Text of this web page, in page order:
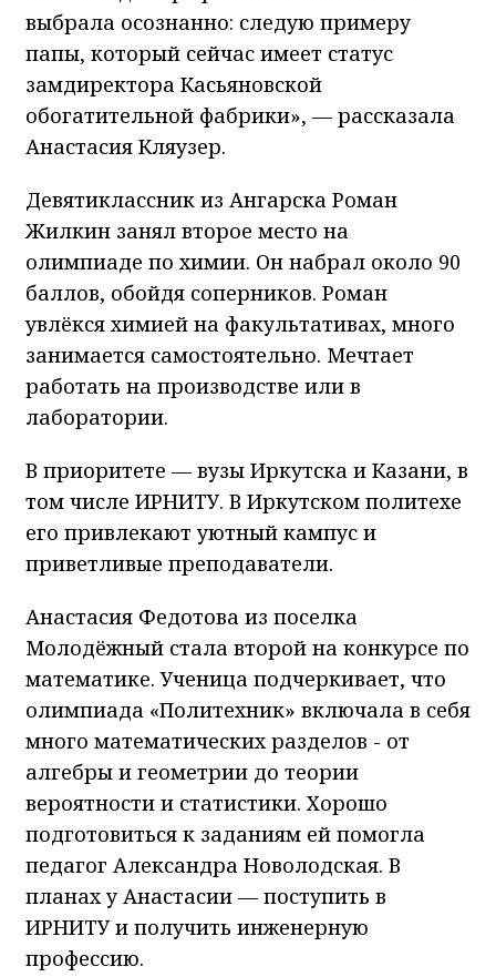
выбрала осознанно: следую примеру
папы, который сейчас имеет статус
замдиректора Касьяновской
обогатительной фабрики», — рассказала
Анастасия Кляузер.
Девятиклассник из Ангарска Роман
Жилкин занял второе место на
олимпиаде по химии. Он набрал около 90
баллов, обойдя соперников. Роман
увлёкся химией на факультативах, много
занимается самостоятельно. Мечтает
работать на производстве или в
лаборатории.
В приоритете — вузы Иркутска и Казани, в
том числе ИРНИТУ. В Иркутском политехе
его привлекают уютный кампус и
приветливые преподаватели.
Анастасия Федотова из поселка
Молодёжный стала второй на конкурсе по
математике. Ученица подчеркивает, что
олимпиада «Политехник» включала в себя
много математических разделов - от
алгебры и геометрии до теории
вероятности и статистики. Хорошо
подготовиться к заданиям ей помогла
педагог Александра Новолодская. В
планах у Анастасии — поступить в
ИРНИТУ и получить инженерную
профессию.